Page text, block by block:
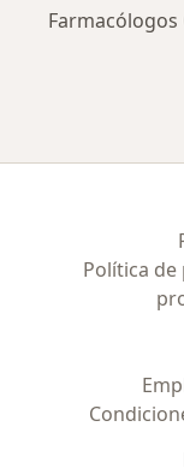
Farmacólogos
Política